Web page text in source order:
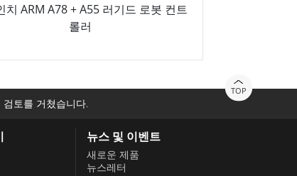
치 ARM A78 + A55 러기드 로봇 컨트
롤러
TOP
토를 거쳤습니다.
뉴스 및 이벤트
새로운 제품
뉴스레터